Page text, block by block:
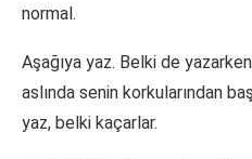
normal.
Aşağıya yaz. Belki de
aslında senin korkularından
yaz, belki kaçarlar.